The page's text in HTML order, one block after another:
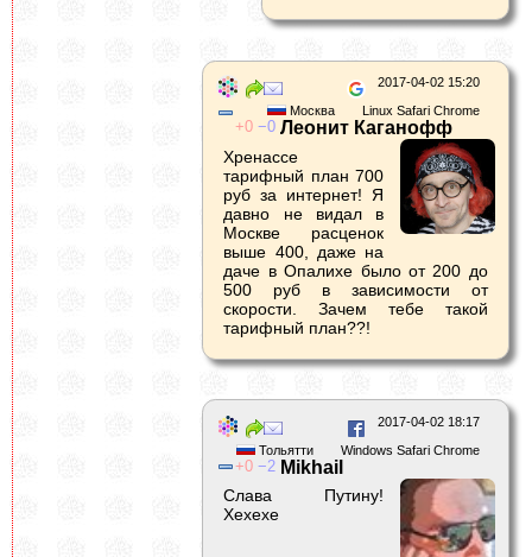
2017-04-02 15:20
Linux Safari Chrome
Москва
0 0 Леонит Каганофф
Хренассе
тарифный план 700
руб за интернет! Я
давно не видал в
Москве расценок
выше 400, даже на
даче в Опалихе было от 200 до
500 руб в зависимости от
скорости. Зачем тебе такой
тарифный план??!
2017-04-02 18:17
Windows Safari Chrome
Тольятти
0 2 Mikhail
Слава Путину!
Хехехе